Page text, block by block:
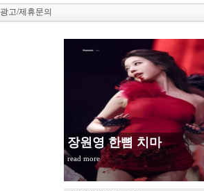
광고/제휴문의
장원영 한뼘 치마
read more